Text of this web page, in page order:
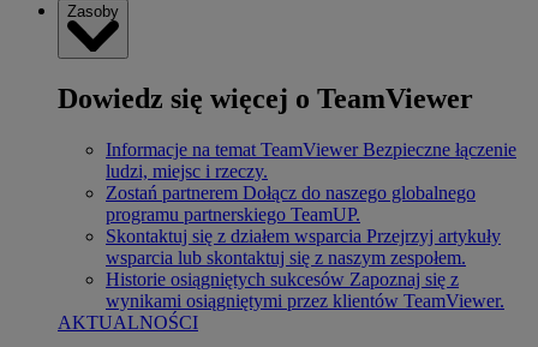
Zasoby
Dowiedz się więcej o TeamViewer
Informacje na temat TeamViewer Bezpieczne łączenie
ludzi, miejsc i rzeczy.
Zostań partnerem Dołącz do naszego globalnego
programu partnerskiego TeamUP.
Skontaktuj się z działem wsparcia Przejrzyj artykuły
wsparcia lub skontaktuj się z naszym zespołem.
Historie osiągniętych sukcesów Zapoznaj się z
wynikami osiągniętymi przez klientów TeamViewer.
AKTUALNOŚCI